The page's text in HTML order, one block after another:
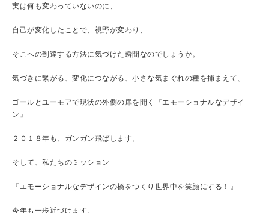
実は何も変わっていないのに、
自己が変化したことで、視野が変わり、
そこへの到達する方法に気づけた瞬間なのでしょうか。
気づきに繋がる、変化につながる、小さな気まぐれの種を捕まえて、
ゴールとユーモアで現状の外側の扉を開く『エモーショナルなデザイ
ン』
２０１８年も、ガンガン飛ばします。
そして、私たちのミッション
『エモーショナルなデザインの橋をつくり世界中を笑顔にする！』
今年も一歩近づけます。